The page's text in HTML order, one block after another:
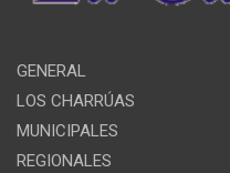
GENERAL
LOS CHARRÚAS
MUNICIPALES
REGIONALES